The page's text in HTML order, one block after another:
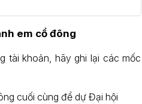
em cổ đông
tài khoản, hãy ghi lại các mốc
cuối cùng để dự Đại hội